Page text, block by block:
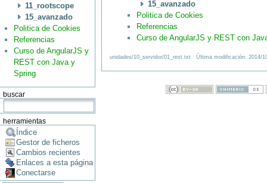
11_rootscope
15_avanzado
Politica de Cookies
Referencias
Curso de AngularJS y
REST con Java y
Spring
buscar
herramientas
Índice
Gestor de ficheros
Cambios recientes
Enlaces a esta página
Conectarse
15_avanzado
Politica de Cookies
Referencias
Curso de AngularJS y REST con
unidades/10_servidor/01_rest.txt · Última modificación: 2014/